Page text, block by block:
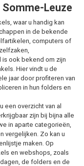
Leuze
waar u handig kan
in de bekende
computers of
ook bekend om zijn
Hier vindt u de
jaar door profiteren van
in hun folders en
een overzicht van al
zijn bij bijna alle
in aparte categorieën,
vergelijken. Zo kan u
maken. Op
en webshops, zoals
de folders en de